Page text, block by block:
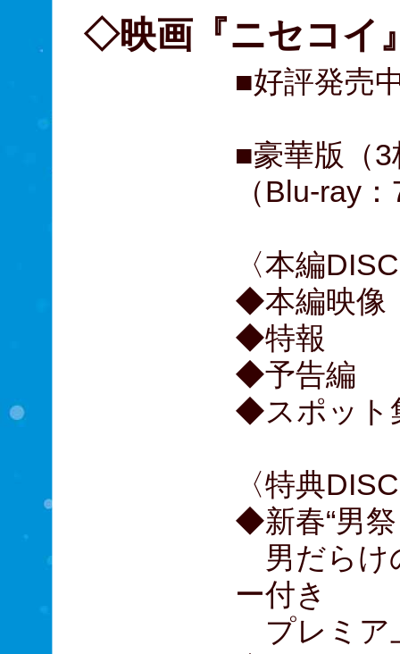
◇映画『ニセコ
■好評発売
■豪華版（
（Blu-ray
〈本編
◆本編映
◆特報
◆予告編
◆スポット
〈特典
◆新春“男祭
男だらけ
ー付き
プレミア